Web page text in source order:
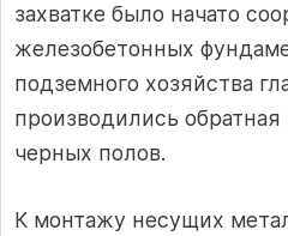
захватке было начато
железобетонных
подземного хозяйства
производились
черных полов.
К монтажу несущих